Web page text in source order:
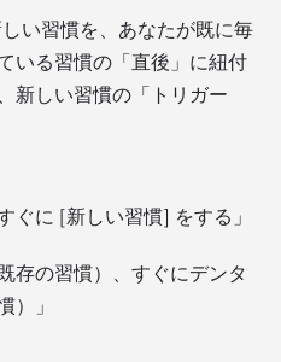
い習慣を、あなたが既に毎
いる習慣の「直後」に紐付
新しい習慣の「トリガー
ぐに [新しい習慣] をする」
存の習慣）、すぐにデンタ
）」